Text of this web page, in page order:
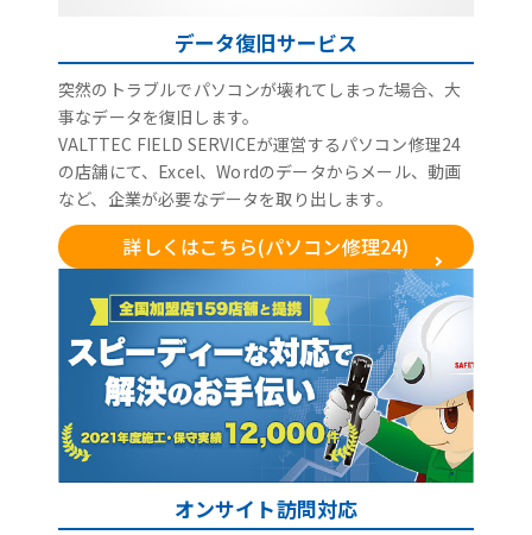
データ復旧サービス
突然のトラブルでパソコンが壊れてしまった場合、大
事なデータを復旧します。
VALTTEC FIELD SERVICEが運営するパソコン修理24
の店舗にて、Excel、Wordのデータからメール、動画
など、企業が必要なデータを取り出します。
詳しくはこちら(パソコン修理24)
オンサイト訪問対応